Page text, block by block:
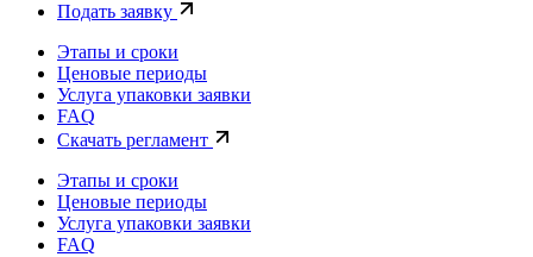
Подать заявку
Этапы и сроки
Ценовые периоды
Услуга упаковки заявки
FAQ
Скачать регламент
Этапы и сроки
Ценовые периоды
Услуга упаковки заявки
FAQ